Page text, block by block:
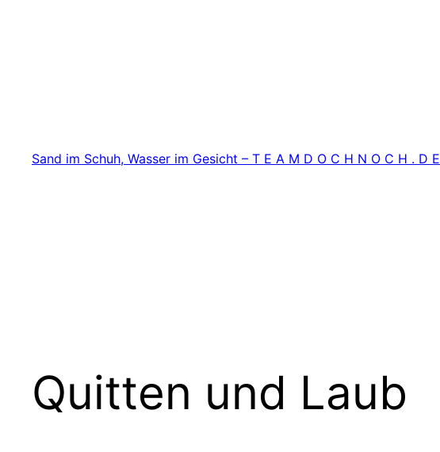
Sand im Schuh, Wasser im Gesicht – T E A M D O C H N O C H . D E
Quitten und Laub